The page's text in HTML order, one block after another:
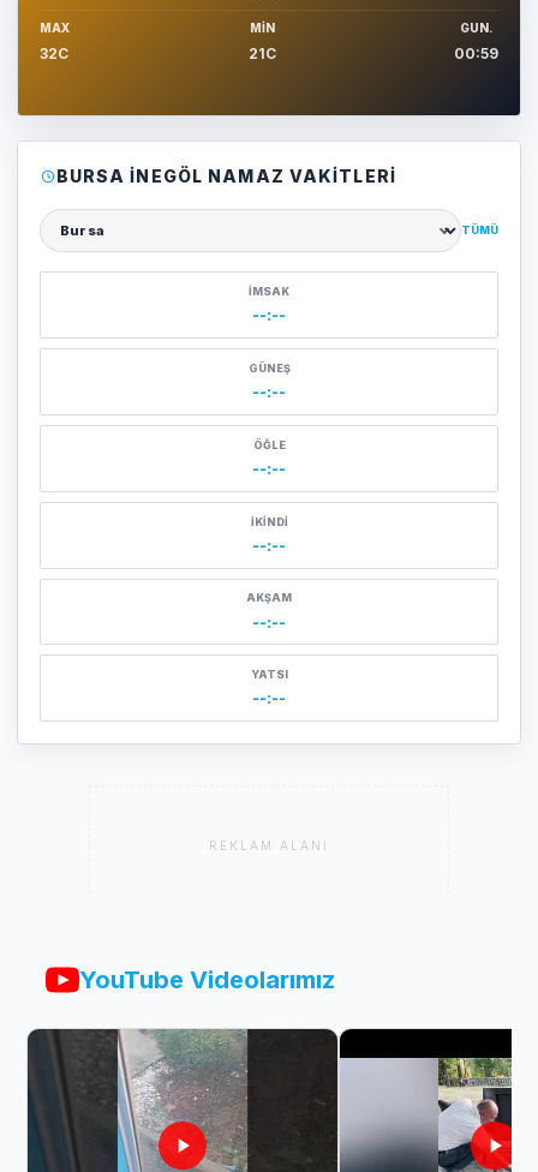
MAX
32C
MIN
21C
GUN.
00:59
BURSA İNEGÖL NAMAZ VAKITLERI
Şehir seçin
TÜMÜ
İMSAK
--:--
GÜNEŞ
--:--
ÖĞLE
--:--
İKINDI
--:--
AKŞAM
--:--
YATSI
--:--
REKLAM ALANI
YouTube Videolarımız